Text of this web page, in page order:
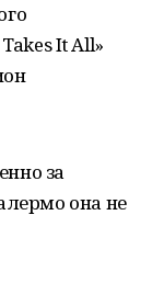
It All»
за
она не